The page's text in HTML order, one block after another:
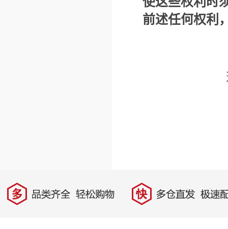
前述任何权利
多 品类齐全，轻松购物 快 多仓直发，极速配